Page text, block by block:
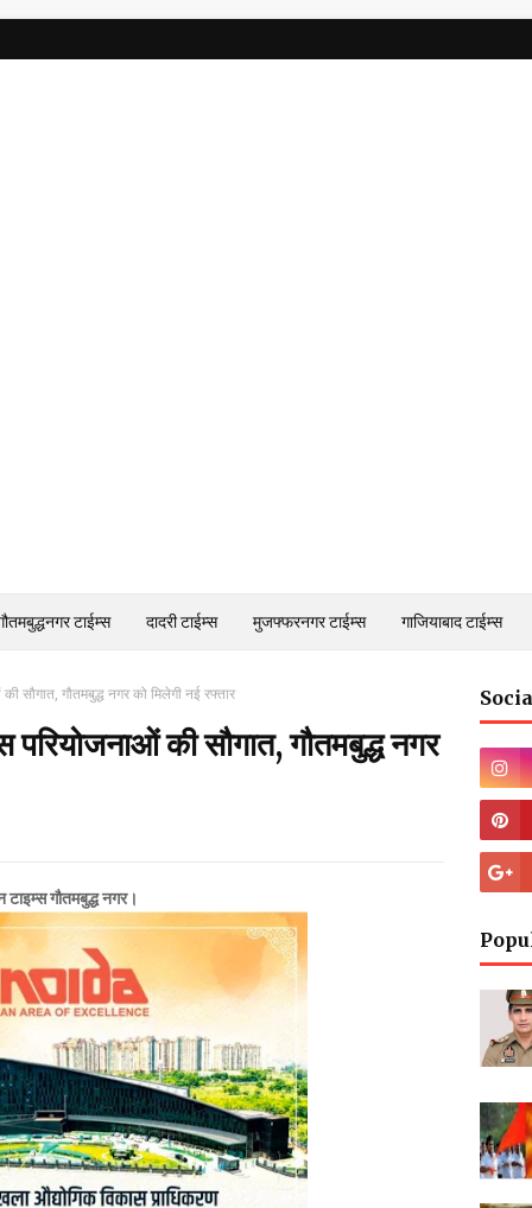
टाईम्स दादरी टाईम्स मुजफ्फरनगर टाईम्स गाजियाबाद टाईम्स
सौगात, गौतमबुद्ध नगर को मिलेगी नई रफ्तार
की सौगात, गौतमबुद्ध नगर
टाइम्स गौतमबुद्ध नगर।